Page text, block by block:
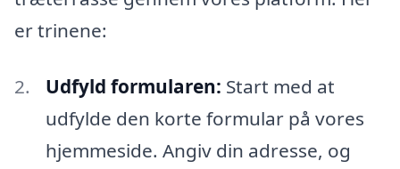
er trinene:
Udfyld formularen: Start med at
udfylde den korte formular på vores
hjemmeside. Angiv din adresse, og